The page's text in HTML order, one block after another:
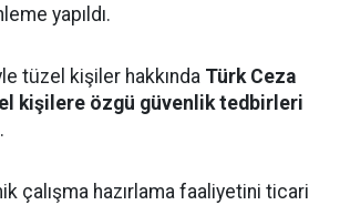
yapıldı.
tüzel kişiler hakkında Türk Ceza
kişilere özgü güvenlik tedbirleri
çalışma hazırlama faaliyetini ticari